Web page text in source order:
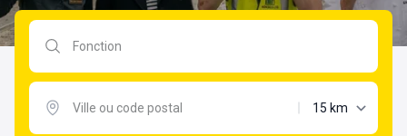
Rechercher par fonction
distance